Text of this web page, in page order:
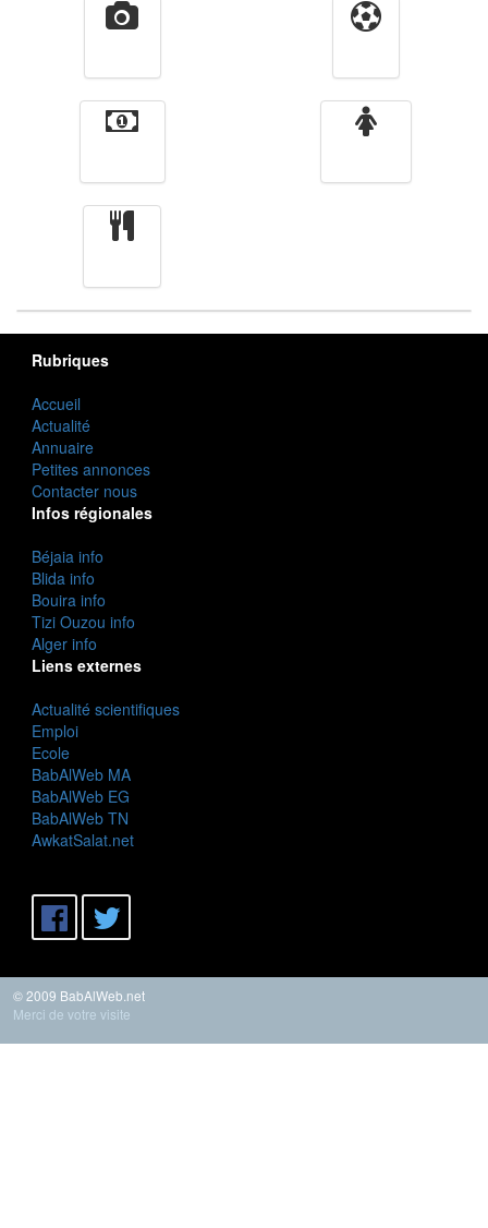
Rubriques
Accueil
Actualité
Annuaire
Petites annonces
Contacter nous
Infos régionales
Béjaia info
Blida info
Bouira info
Tizi Ouzou info
Alger info
Liens externes
Actualité scientifiques
Emploi
Ecole
BabAlWeb MA
BabAlWeb EG
BabAlWeb TN
AwkatSalat.net
© 2009 BabAlWeb.net
Merci de votre visite